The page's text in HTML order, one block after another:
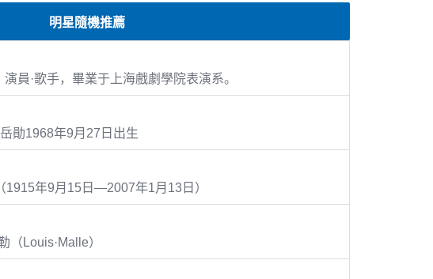
明星隨機推薦
員·歌手，畢業于上海戲劇學院表演系。
勛1968年9月27日出生
年9月15日—2007年1月13日）
（Louis·Malle）